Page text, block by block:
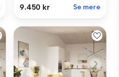
9.450 kr Se mere